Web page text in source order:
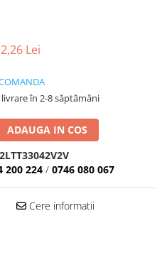
Lei
livrare în 2-8 săptămâni
ADAUGA IN COS
200 224 / 0746 080 067
Cere informatii